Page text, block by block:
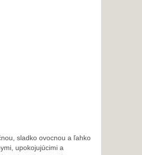
sladko ovocnou a ľahko
upokojujúcimi a